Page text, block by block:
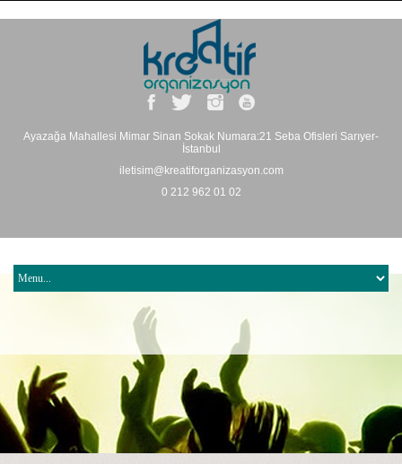
Ayazağa Mahallesi Mimar Sinan Sokak Numara:21 Seba Ofisleri Sarıyer-
İstanbul
iletisim@kreatiforganizasyon.com
0 212 962 01 02